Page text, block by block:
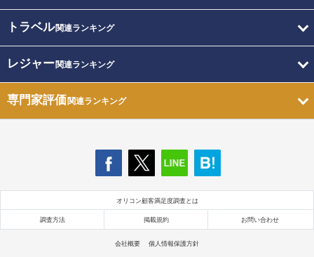
トラベル関連ランキング
レジャー関連ランキング
専門家評価関連ランキング
オリコン顧客満足度調査とは
調査方法 掲載規約 お問い合わせ
会社概要 個人情報保護方針